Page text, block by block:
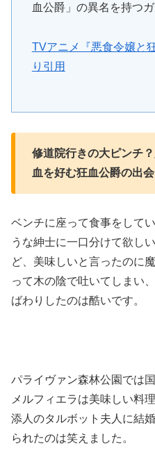
血公爵」の異名を持つ
TVアニメ『悪食令嬢と
り引用
修道院行きの大ピンチ
血を好む狂血公爵の出
ベンチに座って食事をして
うな紳士に一口分けて欲し
ど、美味しいと言ったのに
って木の陰で吐いてしまい
ばわりしたのは酷いです。
パライヴァン森林公園では
メルフィエラは美味しい料
添人のタルボット夫人に結
られたのは笑えました。